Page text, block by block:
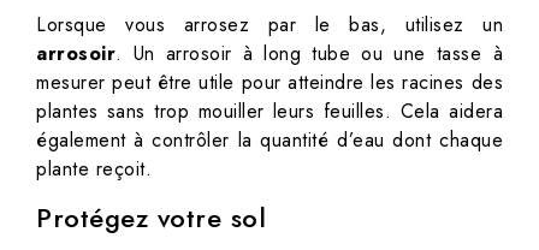
Lorsque vous arrosez par le bas, utilisez un
arrosoir. Un arrosoir à long tube ou une tasse à
mesurer peut être utile pour atteindre les racines des
plantes sans trop mouiller leurs feuilles. Cela aidera
également à contrôler la quantité d’eau dont chaque
plante reçoit.
Protégez votre sol